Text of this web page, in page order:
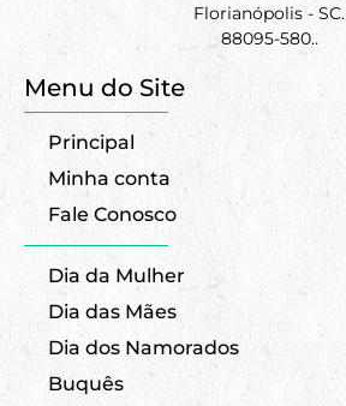
Florianópolis - SC.
88095-580..
Menu do Site
Principal
Minha conta
Fale Conosco
Dia da Mulher
Dia das Mães
Dia dos Namorados
Buquês